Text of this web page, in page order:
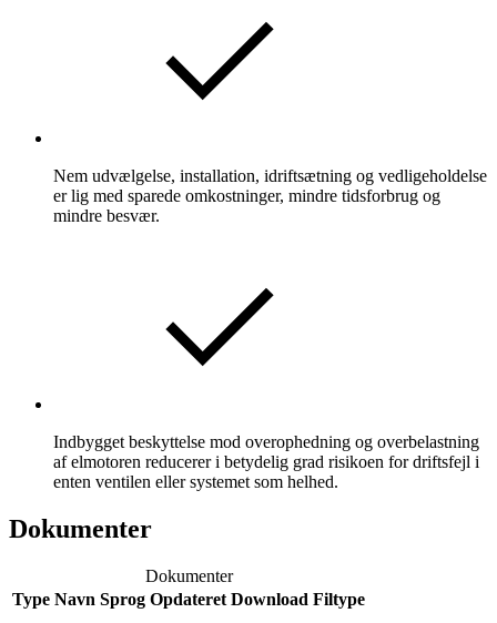
Nem udvælgelse, installation, idriftsætning og vedligeholdelse
er lig med sparede omkostninger, mindre tidsforbrug og
mindre besvær.
Indbygget beskyttelse mod overophedning og overbelastning
af elmotoren reducerer i betydelig grad risikoen for driftsfejl i
enten ventilen eller systemet som helhed.
Dokumenter
Dokumenter
Type Navn Sprog Opdateret Download Filtype